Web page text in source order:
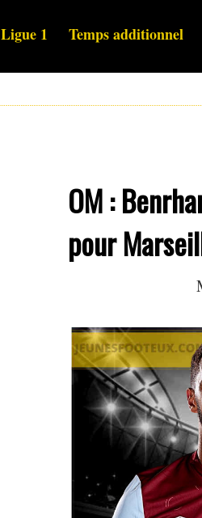
Ligue 1 Temps additionnel
OM :
pour